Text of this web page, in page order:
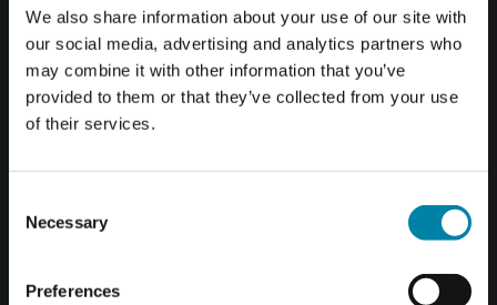
We also share information about your use of our site with
our social media, advertising and analytics partners who
may combine it with other information that you’ve
provided to them or that they’ve collected from your use
of their services.
Selection
Necessary
Preferences
نحن مصممون على تحسين كفاءة الطاقة في ورش العمل لدينا
لتقليل البصمة الكربونية وتعزيز التقنيات المستدامة.
02 استهلاك
في جميع أنحاء العالم بهدف تقليل النفايات.